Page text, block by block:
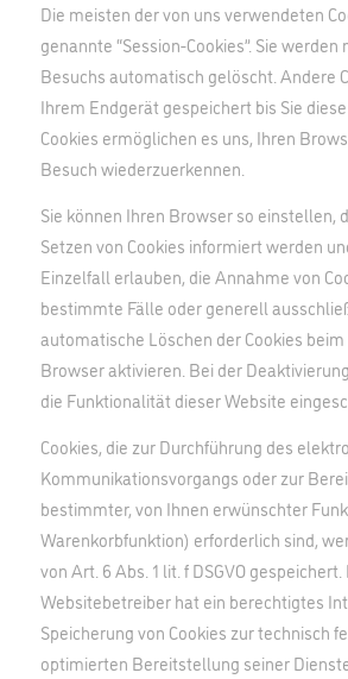
Die meisten der von uns verwendeten
genannte “Session-Cookies”. Sie werden
Besuchs automatisch gelöscht. Andere
Ihrem Endgerät gespeichert bis Sie
Cookies ermöglichen es uns, Ihren
Besuch wiederzuerkennen.
Sie können Ihren Browser so einstellen,
Setzen von Cookies informiert werden
Einzelfall erlauben, die Annahme von
bestimmte Fälle oder generell
automatische Löschen der Cookies
Browser aktivieren. Bei der
die Funktionalität dieser Website
Cookies, die zur Durchführung des
Kommunikationsvorgangs oder zur
bestimmter, von Ihnen erwünschter
Warenkorbfunktion) erforderlich sind,
von Art. 6 Abs. 1 lit. f DSGVO gespeichert.
Websitebetreiber hat ein berechtigtes
Speicherung von Cookies zur technisch
optimierten Bereitstellung seiner